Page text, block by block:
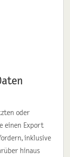
oder
einen Export
inklusive
hinaus